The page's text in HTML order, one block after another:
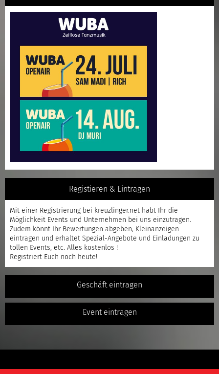
Registieren & Eintragen
Mit einer Registrierung bei kreuzlinger.net habt Ihr die
Möglichkeit Events und Unternehmen bei uns einzutragen.
Zudem könnt Ihr Bewertungen abgeben, Kleinanzeigen
eintragen und erhaltet Spezial-Angebote und Einladungen zu
tollen Events, etc. Alles kostenlos !
Registriert Euch noch heute!
Geschäft eintragen
Event eintragen